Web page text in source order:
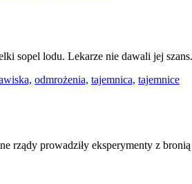
sopel lodu. Lekarze nie dawali jej
odmrożenia, tajemnica, tajemnice
prowadziły eksperymenty z